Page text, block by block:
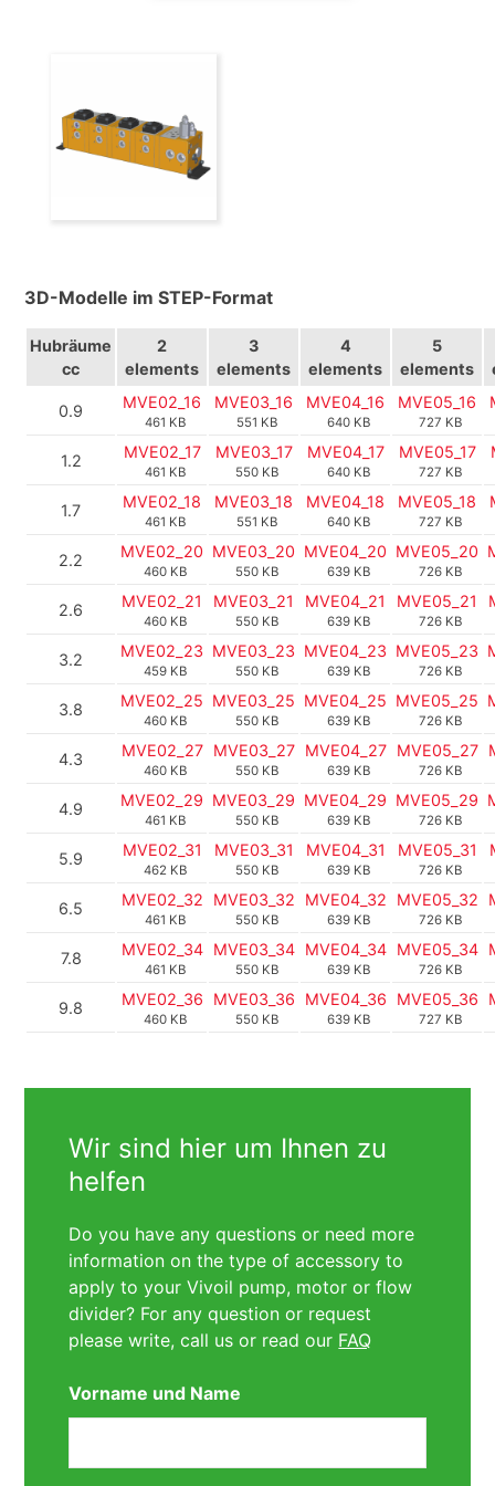
3D-Modelle im STEP-Format
Hubräume
cc
2
elements
3
elements
4
elements
5
elements
0.9 MVE02_16
461 KB
MVE03_16
551 KB
MVE04_16
640 KB
MVE05_16
727 KB
1.2 MVE02_17
461 KB
MVE03_17
550 KB
MVE04_17
640 KB
MVE05_17
727 KB
1.7 MVE02_18
461 KB
MVE03_18
551 KB
MVE04_18
640 KB
MVE05_18
727 KB
2.2 MVE02_20
460 KB
MVE03_20
550 KB
MVE04_20
639 KB
MVE05_20
726 KB
2.6 MVE02_21
460 KB
MVE03_21
550 KB
MVE04_21
639 KB
MVE05_21
726 KB
3.2 MVE02_23
459 KB
MVE03_23
550 KB
MVE04_23
639 KB
MVE05_23
726 KB
3.8 MVE02_25
460 KB
MVE03_25
550 KB
MVE04_25
639 KB
MVE05_25
726 KB
4.3 MVE02_27
460 KB
MVE03_27
550 KB
MVE04_27
639 KB
MVE05_27
726 KB
4.9 MVE02_29
461 KB
MVE03_29
550 KB
MVE04_29
639 KB
MVE05_29
726 KB
5.9 MVE02_31
462 KB
MVE03_31
550 KB
MVE04_31
639 KB
MVE05_31
726 KB
6.5 MVE02_32
461 KB
MVE03_32
550 KB
MVE04_32
639 KB
MVE05_32
726 KB
7.8 MVE02_34
461 KB
MVE03_34
550 KB
MVE04_34
639 KB
MVE05_34
726 KB
9.8 MVE02_36
460 KB
MVE03_36
550 KB
MVE04_36
639 KB
MVE05_36
727 KB
Wir sind hier um Ihnen zu
helfen
Do you have any questions or need more
information on the type of accessory to
apply to your Vivoil pump, motor or flow
divider? For any question or request
please write, call us or read our FAQ
Vorname und Name